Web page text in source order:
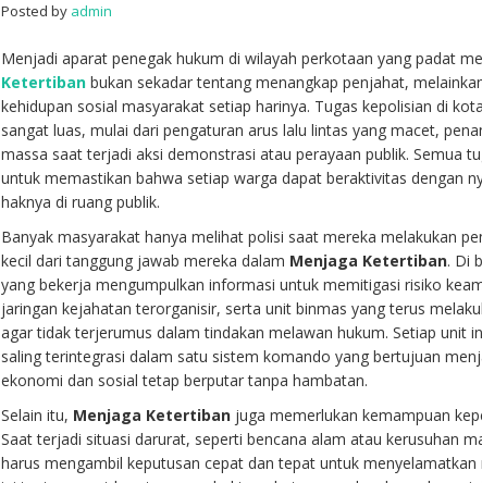
Posted by admin
Menjadi aparat penegak hukum di wilayah perkotaan yang padat
Ketertiban bukan sekadar tentang menangkap penjahat,
kehidupan sosial masyarakat setiap harinya. Tugas kepolisian di
sangat luas, mulai dari pengaturan arus lalu lintas yang macet,
massa saat terjadi aksi demonstrasi atau perayaan publik. Semua
untuk memastikan bahwa setiap warga dapat beraktivitas dengan
haknya di ruang publik.
Banyak masyarakat hanya melihat polisi saat mereka melakukan
kecil dari tanggung jawab mereka dalam Menjaga Ketertiban. Di
yang bekerja mengumpulkan informasi untuk memitigasi risiko
jaringan kejahatan terorganisir, serta unit binmas yang terus
agar tidak terjerumus dalam tindakan melawan hukum. Setiap unit
saling terintegrasi dalam satu sistem komando yang bertujuan
ekonomi dan sosial tetap berputar tanpa hambatan.
Selain itu, Menjaga Ketertiban juga memerlukan kemampuan
Saat terjadi situasi darurat, seperti bencana alam atau kerusuhan
harus mengambil keputusan cepat dan tepat untuk